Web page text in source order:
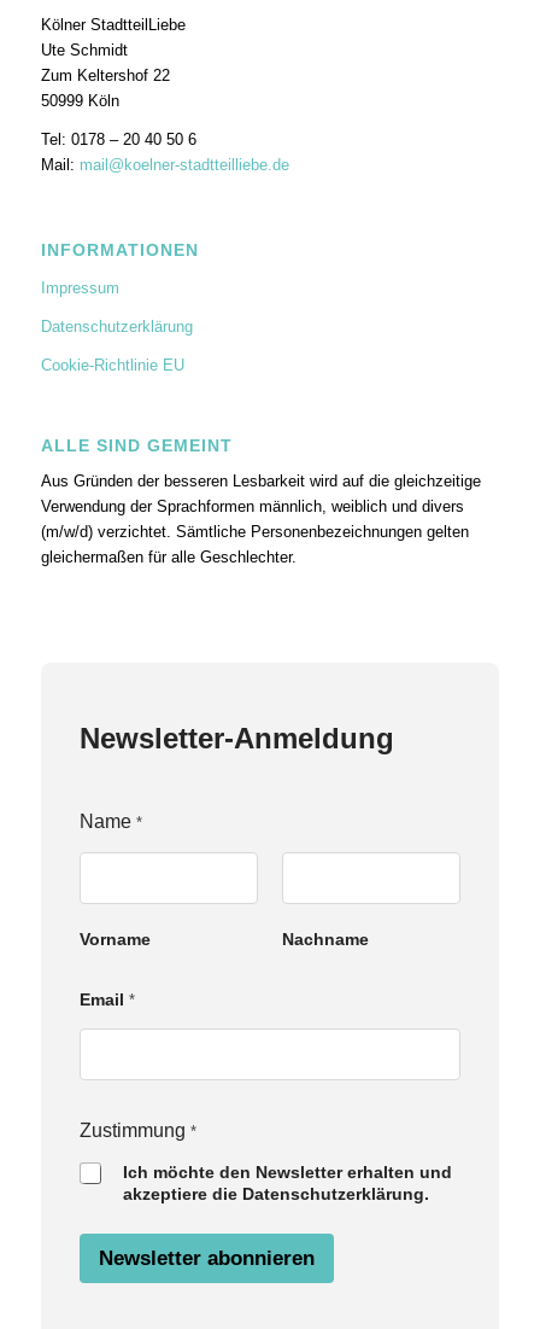
Kölner StadtteilLiebe
Ute Schmidt
Zum Keltershof 22
50999 Köln
Tel: 0178 – 20 40 50 6
Mail: mail@koelner-stadtteilliebe.de
INFORMATIONEN
Impressum
Datenschutzerklärung
Cookie-Richtlinie EU
ALLE SIND GEMEINT
Aus Gründen der besseren Lesbarkeit wird auf die gleichzeitige
Verwendung der Sprachformen männlich, weiblich und divers
(m/w/d) verzichtet. Sämtliche Personenbezeichnungen gelten
gleichermaßen für alle Geschlechter.
Newsletter-Anmeldung
E
l
N
a
e
t
m
u
n
Name *
Vorname Nachname
Email *
Zustimmung *
Ich möchte den Newsletter erhalten und
akzeptiere die Datenschutzerklärung.
Newsletter abonnieren